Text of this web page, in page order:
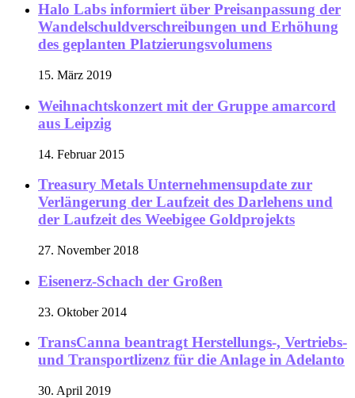
Halo Labs informiert über Preisanpassung der
Wandelschuldverschreibungen und Erhöhung
des geplanten Platzierungsvolumens
15. März 2019
Weihnachtskonzert mit der Gruppe amarcord
aus Leipzig
14. Februar 2015
Treasury Metals Unternehmensupdate zur
Verlängerung der Laufzeit des Darlehens und
der Laufzeit des Weebigee Goldprojekts
27. November 2018
Eisenerz-Schach der Großen
23. Oktober 2014
TransCanna beantragt Herstellungs-, Vertriebs-
und Transportlizenz für die Anlage in Adelanto
30. April 2019